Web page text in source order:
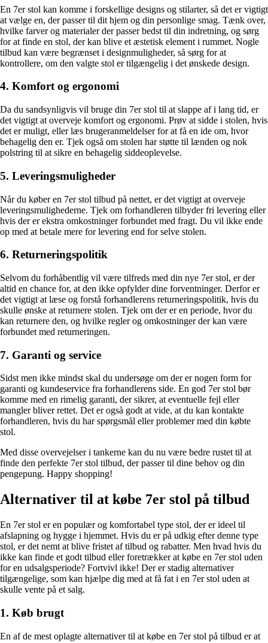
En 7er stol kan komme i forskellige designs og stilarter, så det er vigtigt
at vælge en, der passer til dit hjem og din personlige smag. Tænk over,
hvilke farver og materialer der passer bedst til din indretning, og sørg
for at finde en stol, der kan blive et æstetisk element i rummet. Nogle
tilbud kan være begrænset i designmuligheder, så sørg for at
kontrollere, om den valgte stol er tilgængelig i det ønskede design.
4. Komfort og ergonomi
Da du sandsynligvis vil bruge din 7er stol til at slappe af i lang tid, er
det vigtigt at overveje komfort og ergonomi. Prøv at sidde i stolen, hvis
det er muligt, eller læs brugeranmeldelser for at få en ide om, hvor
behagelig den er. Tjek også om stolen har støtte til lænden og nok
polstring til at sikre en behagelig siddeoplevelse.
5. Leveringsmuligheder
Når du køber en 7er stol tilbud på nettet, er det vigtigt at overveje
leveringsmulighederne. Tjek om forhandleren tilbyder fri levering eller
hvis der er ekstra omkostninger forbundet med fragt. Du vil ikke ende
op med at betale mere for levering end for selve stolen.
6. Returneringspolitik
Selvom du forhåbentlig vil være tilfreds med din nye 7er stol, er der
altid en chance for, at den ikke opfylder dine forventninger. Derfor er
det vigtigt at læse og forstå forhandlerens returneringspolitik, hvis du
skulle ønske at returnere stolen. Tjek om der er en periode, hvor du
kan returnere den, og hvilke regler og omkostninger der kan være
forbundet med returneringen.
7. Garanti og service
Sidst men ikke mindst skal du undersøge om der er nogen form for
garanti og kundeservice fra forhandlerens side. En god 7er stol bør
komme med en rimelig garanti, der sikrer, at eventuelle fejl eller
mangler bliver rettet. Det er også godt at vide, at du kan kontakte
forhandleren, hvis du har spørgsmål eller problemer med din købte
stol.
Med disse overvejelser i tankerne kan du nu være bedre rustet til at
finde den perfekte 7er stol tilbud, der passer til dine behov og din
pengepung. Happy shopping!
Alternativer til at købe 7er stol på tilbud
En 7er stol er en populær og komfortabel type stol, der er ideel til
afslapning og hygge i hjemmet. Hvis du er på udkig efter denne type
stol, er det nemt at blive fristet af tilbud og rabatter. Men hvad hvis du
ikke kan finde et godt tilbud eller foretrækker at købe en 7er stol uden
for en udsalgsperiode? Fortvivl ikke! Der er stadig alternativer
tilgængelige, som kan hjælpe dig med at få fat i en 7er stol uden at
skulle vente på et salg.
1. Køb brugt
En af de mest oplagte alternativer til at købe en 7er stol på tilbud er at